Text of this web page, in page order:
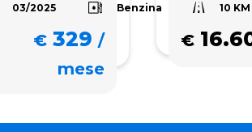
03/2025 Benzina
€ 329 /
mese
10 KM
€